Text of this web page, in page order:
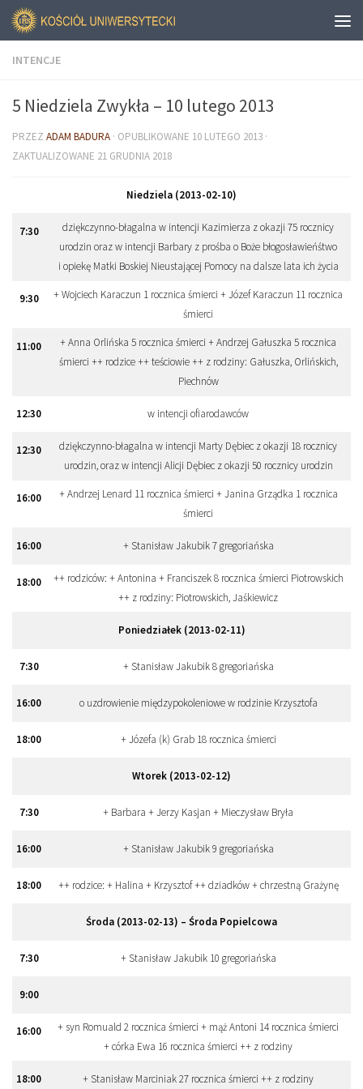
INTENCJE
5 Niedziela Zwykła – 10 lutego 2013
PRZEZ ADAM BADURA · OPUBLIKOWANE 10 LUTEGO 2013 ·
ZAKTUALIZOWANE 21 GRUDNIA 2018
Niedziela (2013-02-10)
7:30
dziękczynno-błagalna w intencji Kazimierza z okazji 75 rocznicy
urodzin oraz w intencji Barbary z prośba o Boże błogosławieńśtwo
i opiekę Matki Boskiej Nieustającej Pomocy na dalsze lata ich życia
9:30
+ Wojciech Karaczun 1 rocznica śmierci + Józef Karaczun 11 rocznica
śmierci
11:00
+ Anna Orlińska 5 rocznica śmierci + Andrzej Gałuszka 5 rocznica
śmierci ++ rodzice ++ teściowie ++ z rodziny: Gałuszka, Orlińskich,
Piechnów
12:30 w intencji ofiarodawców
12:30
dziękczynno-błagalna w intencji Marty Dębiec z okazji 18 rocznicy
urodzin, oraz w intencji Alicji Dębiec z okazji 50 rocznicy urodzin
16:00
+ Andrzej Lenard 11 rocznica śmierci + Janina Grządka 1 rocznica
śmierci
16:00 + Stanisław Jakubik 7 gregoriańska
18:00
++ rodziców: + Antonina + Franciszek 8 rocznica śmierci Piotrowskich
++ z rodziny: Piotrowskich, Jaśkiewicz
Poniedziałek (2013-02-11)
7:30 + Stanisław Jakubik 8 gregoriańska
16:00 o uzdrowienie międzypokoleniowe w rodzinie Krzysztofa
18:00 + Józefa (k) Grab 18 rocznica śmierci
Wtorek (2013-02-12)
7:30 + Barbara + Jerzy Kasjan + Mieczysław Bryła
16:00 + Stanisław Jakubik 9 gregoriańska
18:00 ++ rodzice: + Halina + Krzysztof ++ dziadków + chrzestną Grażynę
Środa (2013-02-13) – Środa Popielcowa
7:30 + Stanisław Jakubik 10 gregoriańska
9:00
16:00
+ syn Romuald 2 rocznica śmierci + mąż Antoni 14 rocznica śmierci
+ córka Ewa 16 rocznica śmierci ++ z rodziny
18:00 + Stanisław Marciniak 27 rocznica śmierci ++ z rodziny